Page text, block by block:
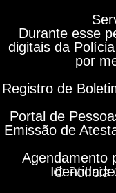
Durante esse
digitais da
por
Registro de
Portal de
Emissão de
Agendamento
© Polícia